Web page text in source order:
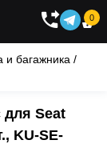

0
и багажника /
для Seat
KU-SE-